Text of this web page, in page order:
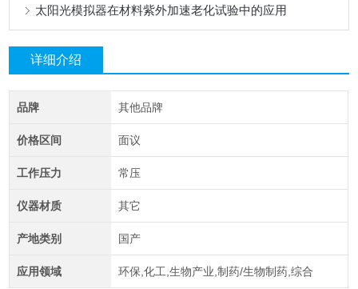
太阳光模拟器在材料紫外加速老化试验中的应用
详细介绍
品牌 其他品牌
价格区间 面议
工作压力 常压
仪器材质 其它
产地类别 国产
应用领域 环保,化工,生物产业,制药/生物制药,综合